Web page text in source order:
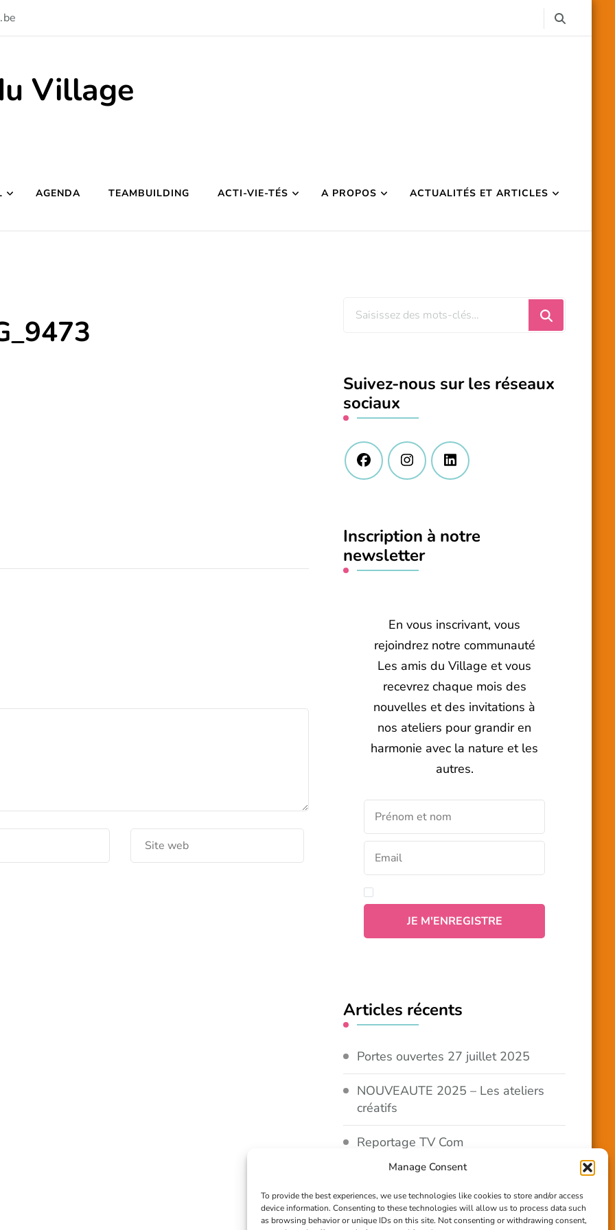
Manage Consent
To provide the best experiences, we use technologies like cookies to store and/or access
device information. Consenting to these technologies will allow us to process data such
as browsing behavior or unique IDs on this site. Not consenting or withdrawing consent,
Village
AGENDA TEAMBUILDING ACTI-VIE-TÉS A PROPOS ACTUALITÉS ET ARTICLES
Vous
?
Suivez-nous sur les réseaux
sociaux
Inscription à notre
newsletter
En vous inscrivant, vous
rejoindrez notre communauté
Les amis du Village et vous
recevrez chaque mois des
nouvelles et des invitations à
nos ateliers pour grandir en
harmonie avec la nature et les
autres.
Articles récents
Portes ouvertes 27 juillet 2025
NOUVEAUTE 2025 – Les ateliers
créatifs
Reportage TV Com
Construction en terre-paille
Chantier Participatif Terre Paille